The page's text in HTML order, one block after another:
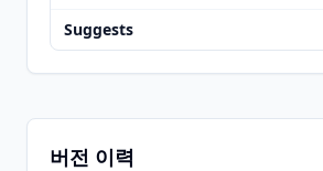
Suggests
버전 이력